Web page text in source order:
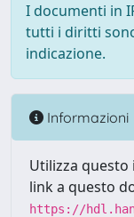
I documenti in
tutti i diritti
indicazione.
Informazioni
Utilizza
link a questo
https://